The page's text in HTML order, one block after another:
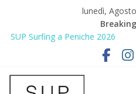
lunedì,
SUP Surfing a Peniche 2026
AirSUP a Gallico: prima storica
Gallico Paddle Fest 2026: sul
del SUP
Porto Selvaggio, a lezione di